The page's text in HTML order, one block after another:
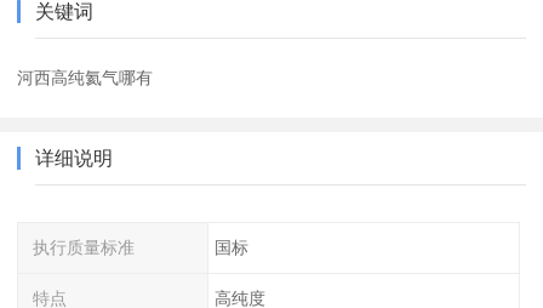
关键词
河西高纯氦气哪有
详细说明
执行质量标准 国标
特点 高纯度